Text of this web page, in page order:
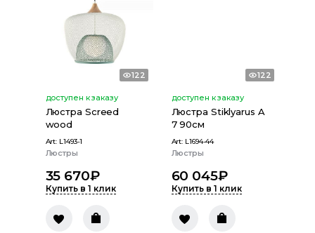
122
доступен к заказу
Люстра Screed
wood
Art: L1493-1
Люстры
35 670₽
Купить в 1 клик
122
доступен к заказу
Люстра Stiklyarus A
7 90см
Art: L1694-44
Люстры
60 045₽
Купить в 1 клик